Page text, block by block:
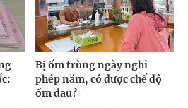
Bị ốm trùng ngày nghỉ
phép năm, có được chế độ
ốm đau?